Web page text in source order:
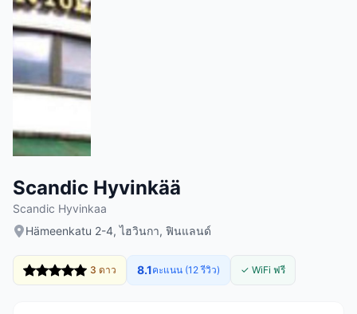
Scandic Hyvinkää
Scandic Hyvinkaa
Hämeenkatu 2-4, ไฮวินกา, ฟินแลนด์
3 ดาว 8.1คะแนน (12 รีวิว) ✓ WiFi ฟรี